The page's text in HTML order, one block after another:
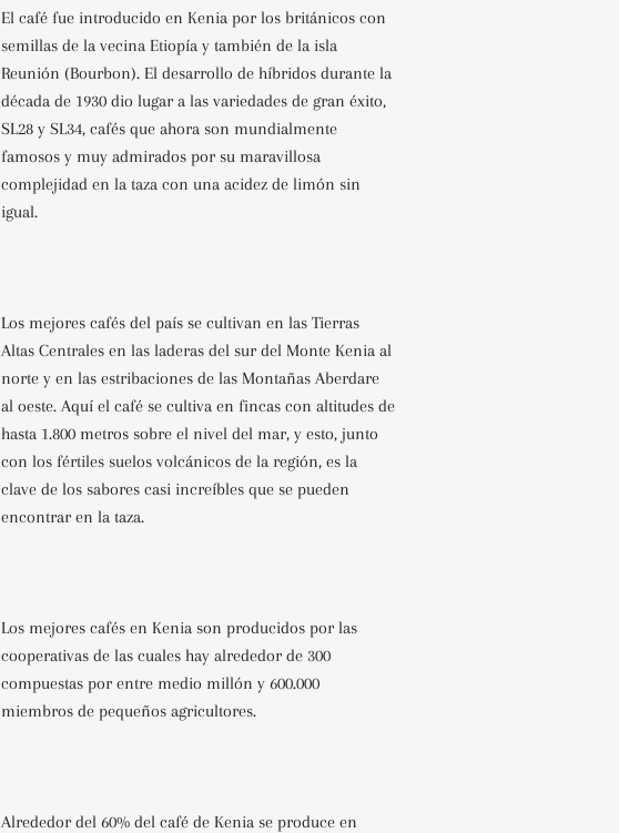
El café fue introducido en Kenia por los británicos con
semillas de la vecina Etiopía y también de la isla
Reunión (Bourbon). El desarrollo de híbridos durante la
década de 1930 dio lugar a las variedades de gran éxito,
SL28 y SL34, cafés que ahora son mundialmente
famosos y muy admirados por su maravillosa
complejidad en la taza con una acidez de limón sin
igual.
Los mejores cafés del país se cultivan en las Tierras
Altas Centrales en las laderas del sur del Monte Kenia al
norte y en las estribaciones de las Montañas Aberdare
al oeste. Aquí el café se cultiva en fincas con altitudes de
hasta 1.800 metros sobre el nivel del mar, y esto, junto
con los fértiles suelos volcánicos de la región, es la
clave de los sabores casi increíbles que se pueden
encontrar en la taza.
Los mejores cafés en Kenia son producidos por las
cooperativas de las cuales hay alrededor de 300
compuestas por entre medio millón y 600.000
miembros de pequeños agricultores.
Alrededor del 60% del café de Kenia se produce en